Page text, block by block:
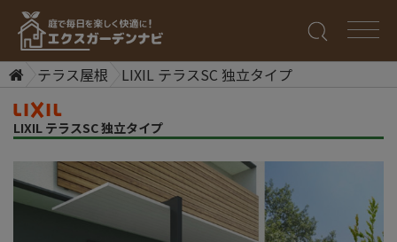
テラス屋根 LIXIL テラスSC 独立タイプ
LIXIL テラスSC 独立タイプ